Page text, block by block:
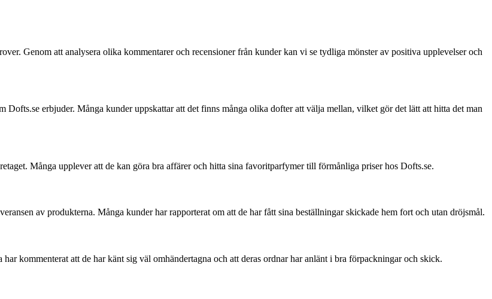
Genom att analysera olika kommentarer och recensioner från kunder kan vi se tydliga mönster av positiva upplevelser och
erbjuder. Många kunder uppskattar att det finns många olika dofter att välja mellan, vilket gör det lätt att hitta det man
Många upplever att de kan göra bra affärer och hitta sina favoritparfymer till förmånliga priser hos Dofts.se.
av produkterna. Många kunder har rapporterat om att de har fått sina beställningar skickade hem fort och utan dröjsmål.
kommenterat att de har känt sig väl omhändertagna och att deras ordnar har anlänt i bra förpackningar och skick.